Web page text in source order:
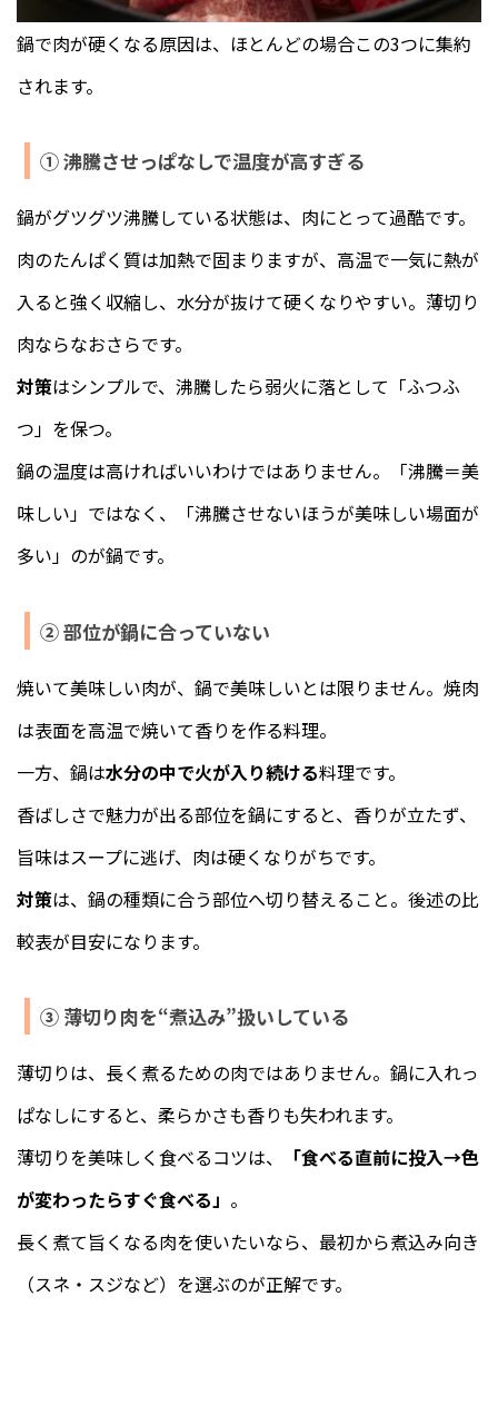
鍋で肉が硬くなる原因は、ほとんどの場合この3つに集約
されます。
① 沸騰させっぱなしで温度が高すぎる
鍋がグツグツ沸騰している状態は、肉にとって過酷です。
肉のたんぱく質は加熱で固まりますが、高温で一気に熱が
入ると強く収縮し、水分が抜けて硬くなりやすい。薄切り
肉ならなおさらです。
対策はシンプルで、沸騰したら弱火に落として「ふつふ
つ」を保つ。
鍋の温度は高ければいいわけではありません。「沸騰＝美
味しい」ではなく、「沸騰させないほうが美味しい場面が
多い」のが鍋です。
② 部位が鍋に合っていない
焼いて美味しい肉が、鍋で美味しいとは限りません。焼肉
は表面を高温で焼いて香りを作る料理。
一方、鍋は水分の中で火が入り続ける料理です。
香ばしさで魅力が出る部位を鍋にすると、香りが立たず、
旨味はスープに逃げ、肉は硬くなりがちです。
対策は、鍋の種類に合う部位へ切り替えること。後述の比
較表が目安になります。
③ 薄切り肉を“煮込み”扱いしている
薄切りは、長く煮るための肉ではありません。鍋に入れっ
ぱなしにすると、柔らかさも香りも失われます。
薄切りを美味しく食べるコツは、
「食べる直前に投入→色
が変わったらすぐ食べる」 。
長く煮て旨くなる肉を使いたいなら、最初から煮込み向き
（スネ・スジなど）を選ぶのが正解です。